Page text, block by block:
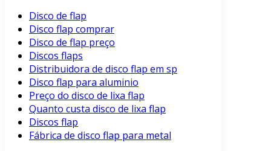
Disco de flap
Disco flap comprar
Disco de flap preço
Discos flaps
Distribuidora de disco flap em sp
Disco flap para aluminio
Preço do disco de lixa flap
Quanto custa disco de lixa flap
Discos flap
Fábrica de disco flap para metal